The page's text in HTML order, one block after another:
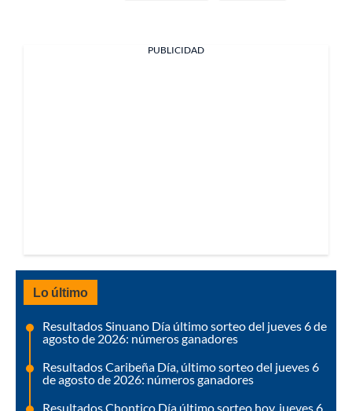
PUBLICIDAD
Lo último
Resultados Sinuano Día último sorteo del jueves 6 de
agosto de 2026: números ganadores
Resultados Caribeña Día, último sorteo del jueves 6
de agosto de 2026: números ganadores
Resultados Chontico Día último sorteo hoy, jueves 6